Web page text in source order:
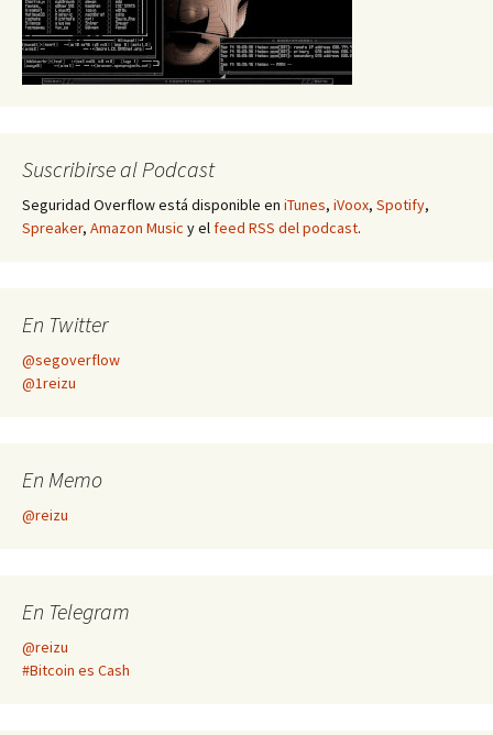
Suscribirse al Podcast
Seguridad Overflow está disponible en iTunes, iVoox, Spotify,
Spreaker, Amazon Music y el feed RSS del podcast.
En Twitter
@segoverflow
@1reizu
En Memo
@reizu
En Telegram
@reizu
#Bitcoin es Cash